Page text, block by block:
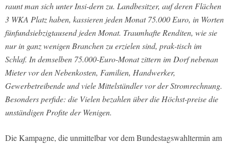
raunt man sich unter Insi-dern zu. Landbesitzer, auf deren Flächen
3 WKA Platz haben, kassieren jeden Monat 75.000 Euro, in Worten
fünfundsiebzigtausend jeden Monat. Traumhafte Renditen, wie sie
nur in ganz wenigen Branchen zu erzielen sind, prak-tisch im
Schlaf. In demselben 75.000-Euro-Monat zittern im Dorf nebenan
Mieter vor den Nebenkosten, Familien, Handwerker,
Gewerbetreibende und viele Mittelständler vor der Stromrechnung.
Besonders perfide: die Vielen bezahlen über die Höchst-preise die
unständigen Profite der Wenigen.
Die Kampagne, die unmittelbar vor dem Bundestagswahltermin am